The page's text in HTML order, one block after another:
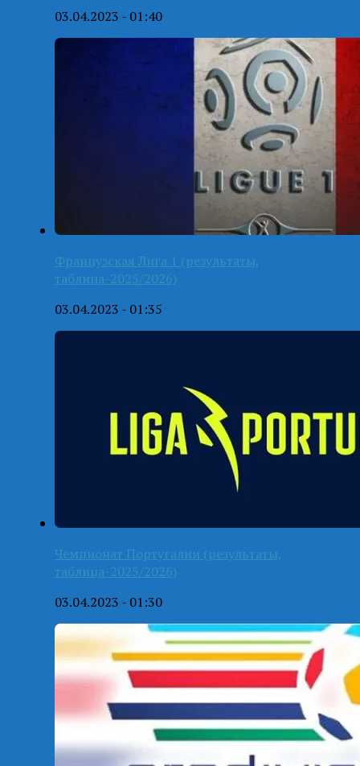
03.04.2023 - 01:40
Французская Лига 1 (результаты,
таблица-2025/2026)
03.04.2023 - 01:35
Чемпионат Португалии (результаты,
таблица-2025/2026)
03.04.2023 - 01:30